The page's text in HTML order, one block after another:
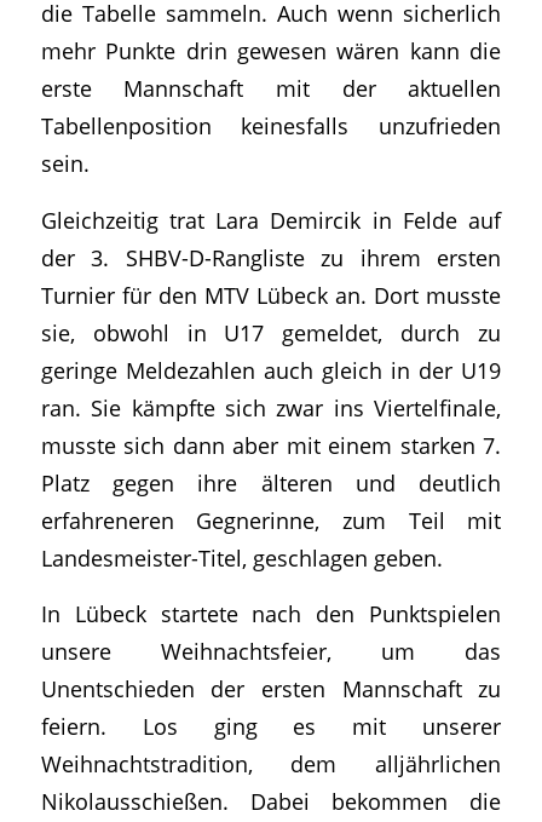
die Tabelle sammeln. Auch wenn sicherlich
mehr Punkte drin gewesen wären kann die
erste Mannschaft mit der aktuellen
Tabellenposition keinesfalls unzufrieden
sein.
Gleichzeitig trat Lara Demircik in Felde auf
der 3. SHBV-D-Rangliste zu ihrem ersten
Turnier für den MTV Lübeck an. Dort musste
sie, obwohl in U17 gemeldet, durch zu
geringe Meldezahlen auch gleich in der U19
ran. Sie kämpfte sich zwar ins Viertelfinale,
musste sich dann aber mit einem starken 7.
Platz gegen ihre älteren und deutlich
erfahreneren Gegnerinne, zum Teil mit
Landesmeister-Titel, geschlagen geben.
In Lübeck startete nach den Punktspielen
unsere Weihnachtsfeier, um das
Unentschieden der ersten Mannschaft zu
feiern. Los ging es mit unserer
Weihnachtstradition, dem alljährlichen
Nikolausschießen. Dabei bekommen die